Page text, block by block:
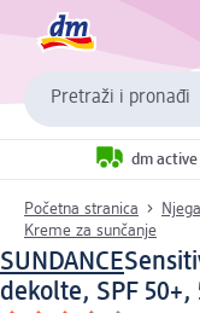
Pretraži i pronađi
dm
Početna stranica
Kreme za sunčanje
SUNDANCE
dekolte, SPF 50+,